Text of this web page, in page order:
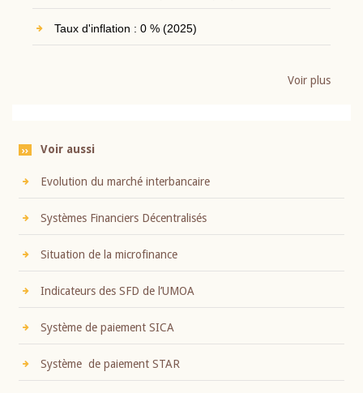
Taux d'inflation : 0 % (2025)
Voir plus
Voir aussi
Evolution du marché interbancaire
Systèmes Financiers Décentralisés
Situation de la microfinance
Indicateurs des SFD de l’UMOA
Système de paiement SICA
Système de paiement STAR